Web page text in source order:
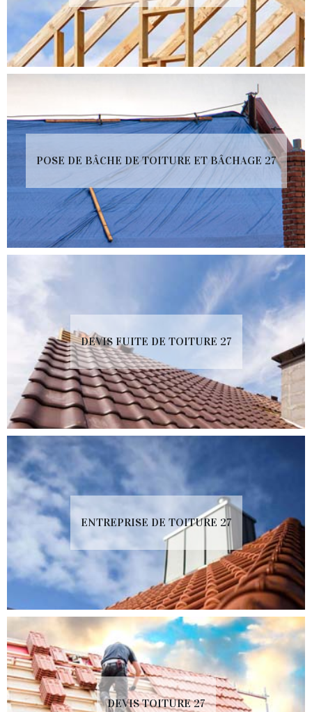
POSE DE BÂCHE DE TOITURE ET BÂCHAGE 27
DEVIS FUITE DE TOITURE 27
ENTREPRISE DE TOITURE 27
DEVIS TOITURE 27